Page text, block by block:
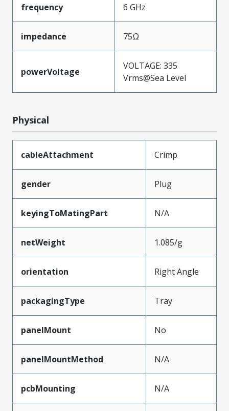
frequency 6 GHz
impedance 75Ω
powerVoltage
VOLTAGE: 335
Vrms@Sea Level
Physical
cableAttachment Crimp
gender Plug
keyingToMatingPart N/A
netWeight 1.085/g
orientation Right Angle
packagingType Tray
panelMount No
panelMountMethod N/A
pcbMounting N/A